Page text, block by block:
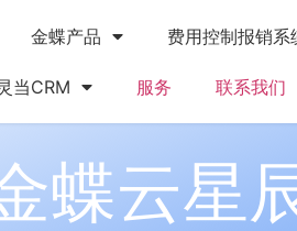
金蝶产品 费用控制报销系
当CRM 服务 联系我们
蝶云星